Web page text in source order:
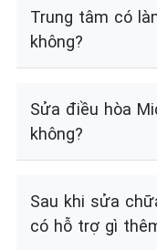
Trung tâm có
không?
Sửa điều hòa
không?
Sau khi sửa
có hỗ trợ gì